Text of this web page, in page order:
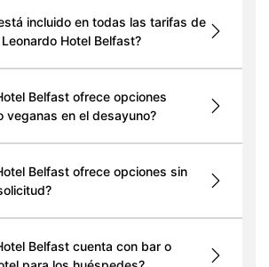
incluido en todas las tarifas de
Hotel Belfast?
Belfast ofrece opciones
veganas en el desayuno?
Belfast ofrece opciones sin
Belfast cuenta con bar o